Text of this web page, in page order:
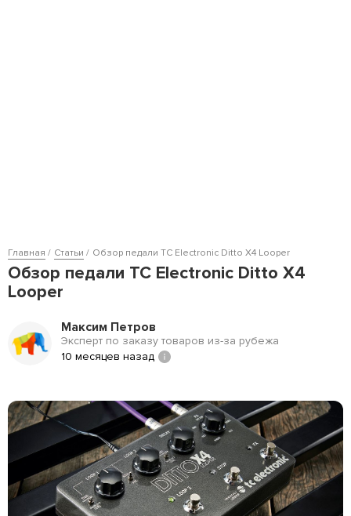
Главная Статьи Обзор педали TC Electronic Ditto X4 Looper
Обзор педали TC Electronic Ditto X4
Looper
Максим Петров
Эксперт по заказу товаров из-за рубежа
10 месяцев назад